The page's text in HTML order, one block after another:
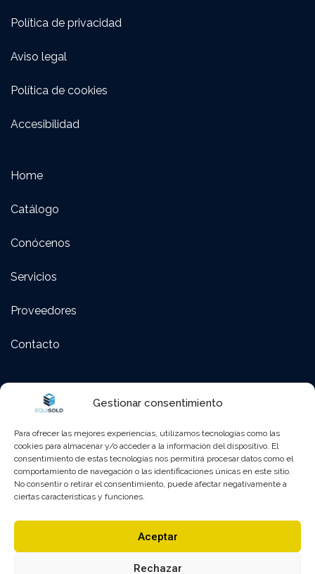
Gestionar consentimiento
Para ofrecer las mejores experiencias, utilizamos tecnologías como las
cookies para almacenar y/o acceder a la información del dispositivo. El
consentimiento de estas tecnologías nos permitirá procesar datos como el
comportamiento de navegación o las identificaciones únicas en este sitio.
No consentir o retirar el consentimiento, puede afectar negativamente a
ciertas características y funciones.
Aceptar
Rechazar
Política de privacidad
Aviso legal
Política de cookies
Accesibilidad
Home
Catálogo
Conócenos
Servicios
Proveedores
Contacto
Polígono Fadrell – C/ Montanejos 58 Castellón de la
Plana (12005), Castellón, España
964 25 26 01
administracion@equisold.es
Sábado y Domingo : Cerrado